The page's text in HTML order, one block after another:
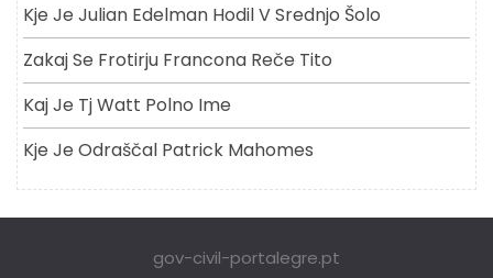
Kje Je Julian Edelman Hodil V Srednjo Šolo
Zakaj Se Frotirju Francona Reče Tito
Kaj Je Tj Watt Polno Ime
Kje Je Odraščal Patrick Mahomes
gov-civil-portalegre.pt